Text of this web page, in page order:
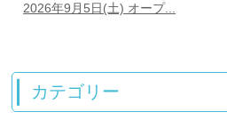
2026年9月5日(土) オープ...
カテゴリー